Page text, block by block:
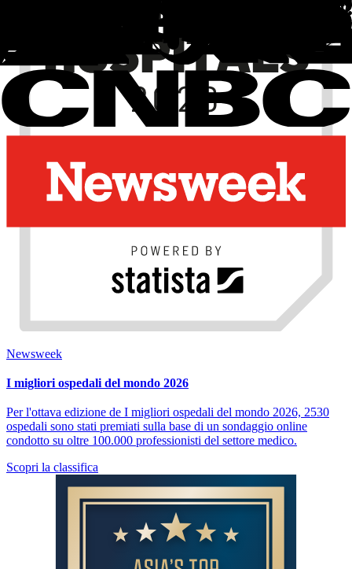
Newsweek
I migliori ospedali del mondo 2026
Per l'ottava edizione de I migliori ospedali del mondo 2026, 2530
ospedali sono stati premiati sulla base di un sondaggio online
condotto su oltre 100.000 professionisti del settore medico.
Scopri la classifica